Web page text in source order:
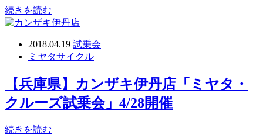
続きを読む
2018.04.19 試乗会
ミヤタサイクル
【兵庫県】カンザキ伊丹店「ミヤタ・
クルーズ試乗会」4/28開催
続きを読む